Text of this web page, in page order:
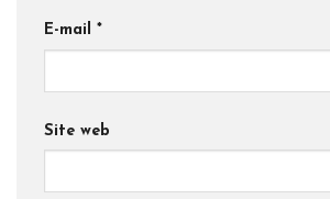
E-mail *
Site web